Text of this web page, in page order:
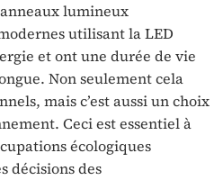
lumineux
utilisant la LED
et ont une durée de vie
Non seulement cela
mais c’est aussi un choix
Ceci est essentiel à
écologiques
décisions des